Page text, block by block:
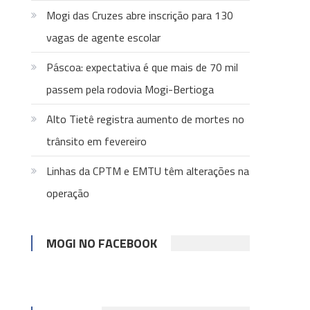
Mogi das Cruzes abre inscrição para 130
vagas de agente escolar
Páscoa: expectativa é que mais de 70 mil
passem pela rodovia Mogi-Bertioga
Alto Tietê registra aumento de mortes no
trânsito em fevereiro
Linhas da CPTM e EMTU têm alterações na
operação
MOGI NO FACEBOOK